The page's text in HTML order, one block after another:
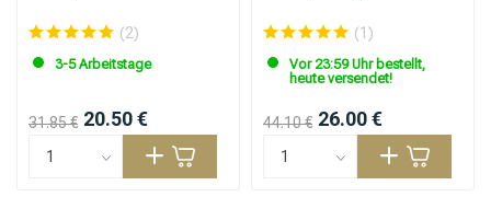
(2)
3-5 Arbeitstage
31.85 € 20.50 €
(1)
Vor 23:59 Uhr bestellt,
heute versendet!
44.10 € 26.00 €